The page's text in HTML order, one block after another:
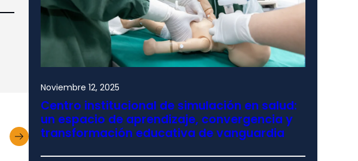
Noviembre 12, 2025
Centro institucional de simulación en salud:
un espacio de aprendizaje, convergencia y
transformación educativa de vanguardia